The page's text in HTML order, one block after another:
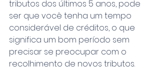
tributos dos últimos 5 anos, pode
ser que você tenha um tempo
considerável de créditos, o que
significa um bom período sem
precisar se preocupar com o
recolhimento de novos tributos.